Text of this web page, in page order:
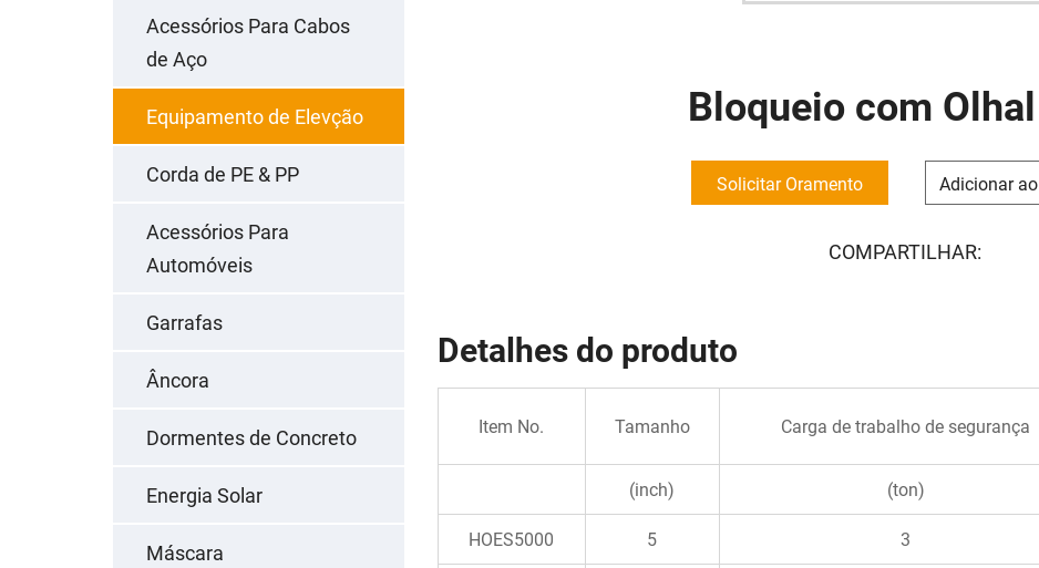
Acessórios Para Cabos
de Aço
Equipamento de Elevção
Corda de PE & PP
Acessórios Para
Automóveis
Garrafas
Âncora
Dormentes de Concreto
Energia Solar
Máscara
Bloqueio com
Solicitar Oramento Adicionar
COMPARTILHAR:
Detalhes do produto
Item No. Tamanho Carga de trabalho de segurança
(inch) (ton)
HOES5000 5 3